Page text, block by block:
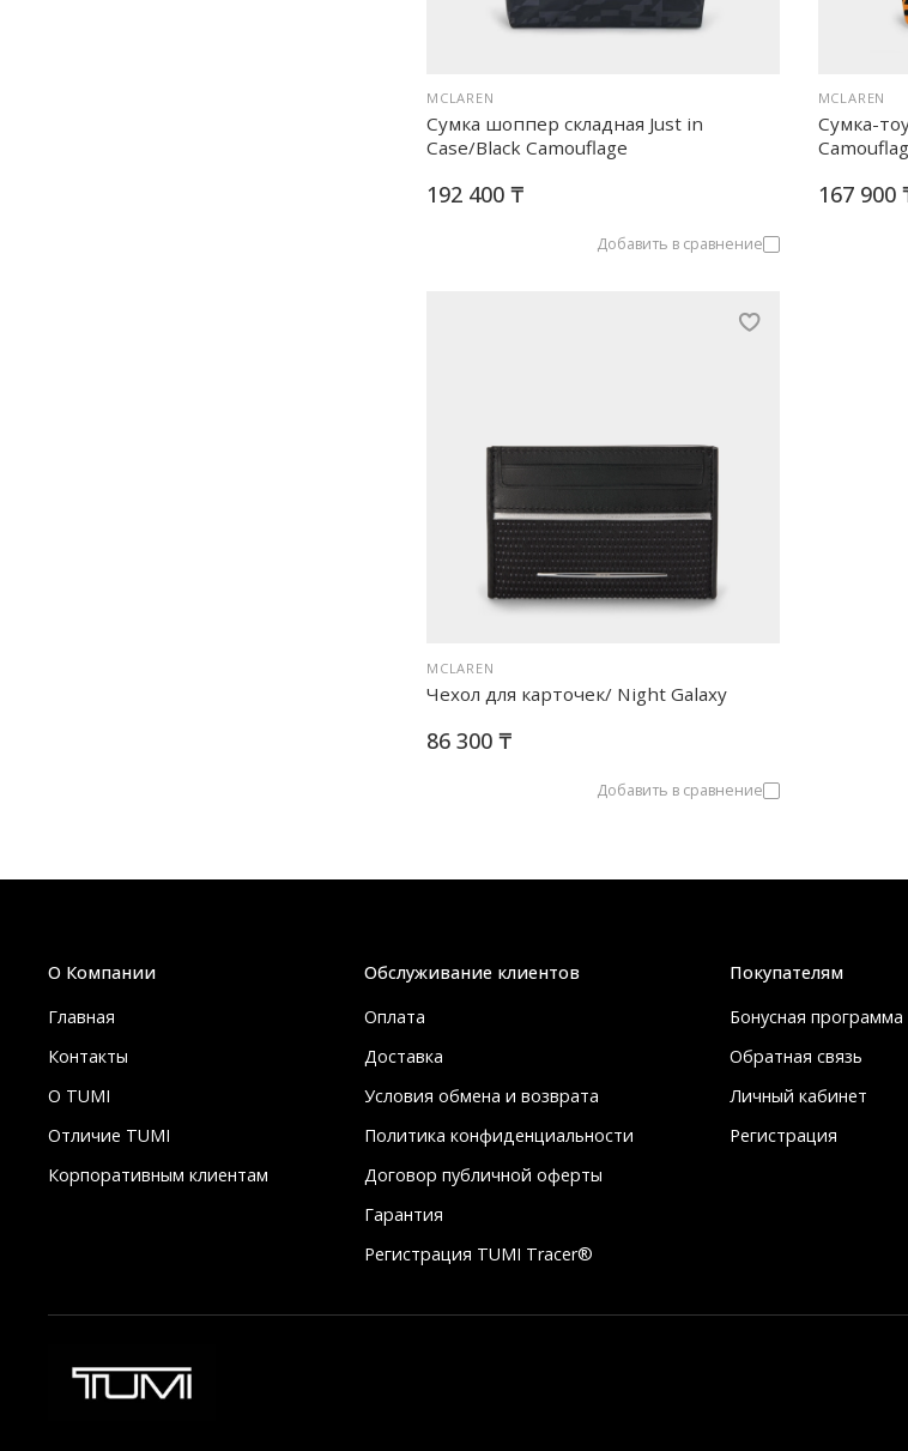
MCLAREN
Сумка шоппер складная Just in
Case/Black Camouflage
192 400 ₸
Добавить в сравнение
MCLAREN
Сумка-
167 900
MCLAREN
Чехол для карточек/ Night Galaxy
86 300 ₸
Добавить в сравнение
О Компании
Главная
Контакты
О TUMI
Отличие TUMI
Корпоративным клиентам
Обслуживание клиентов
Оплата
Доставка
Условия обмена и возврата
Политика конфиденциальности
Договор публичной оферты
Гарантия
Регистрация TUMI Tracer®
Покупателям
Бонусная программа
Обратная связь
Личный кабинет
Регистрация